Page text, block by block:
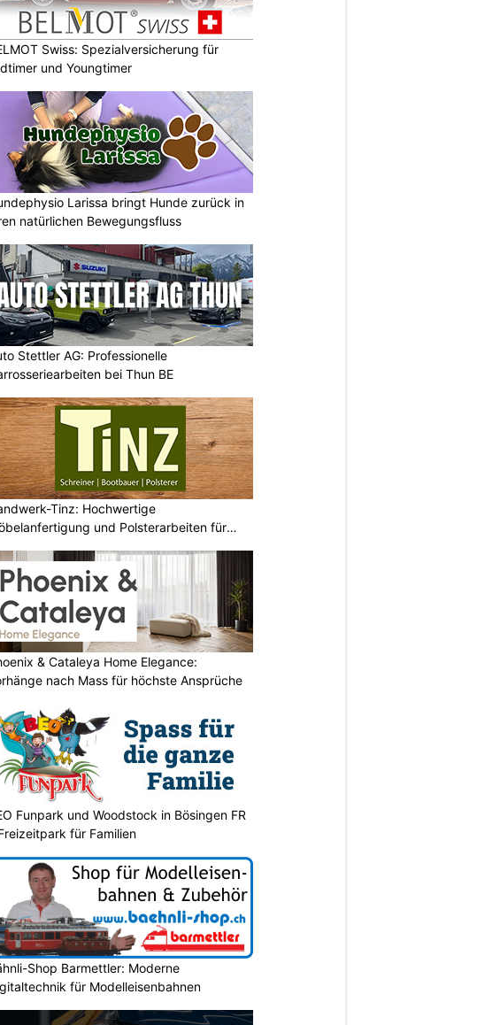
Swiss: Spezialversicherung für
und Youngtimer
Larissa bringt Hunde zurück in
natürlichen Bewegungsfluss
Stettler AG: Professionelle
bei Thun BE
Tinz: Hochwertige
und Polsterarbeiten für
& Cataleya Home Elegance:
nach Mass für höchste Ansprüche
Funpark und Woodstock in Bösingen FR
für Familien
Shop Barmettler: Moderne
für Modelleisenbahnen